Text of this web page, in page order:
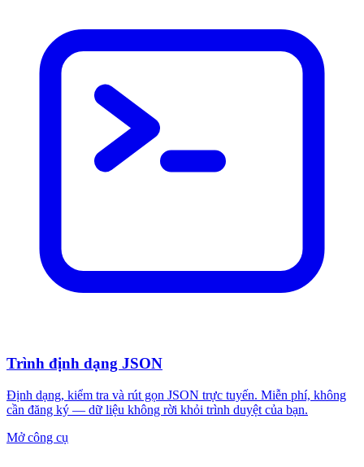
Trình định dạng JSON
Định dạng, kiểm tra và rút gọn JSON trực tuyến. Miễn phí, không
cần đăng ký — dữ liệu không rời khỏi trình duyệt của bạn.
Mở công cụ